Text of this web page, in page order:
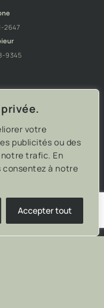
votre
publicités ou des
trafic. En
consentez à notre
Accepter tout
2647
9345